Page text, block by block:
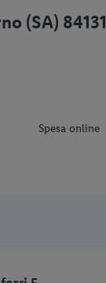
(SA) 84131
Spesa online